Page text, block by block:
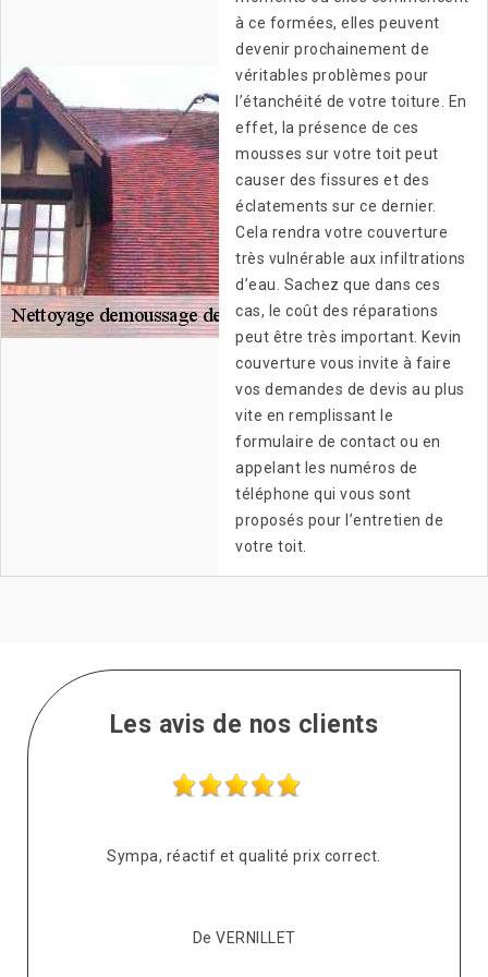
à ce formées, elles peuvent
devenir prochainement de
véritables problèmes pour
l’étanchéité de votre toiture. En
effet, la présence de ces
mousses sur votre toit peut
causer des fissures et des
éclatements sur ce dernier.
Cela rendra votre couverture
très vulnérable aux infiltrations
d’eau. Sachez que dans ces
cas, le coût des réparations
peut être très important. Kevin
couverture vous invite à faire
vos demandes de devis au plus
vite en remplissant le
formulaire de contact ou en
appelant les numéros de
téléphone qui vous sont
proposés pour l’entretien de
votre toit.
Les avis de nos clients
Sympa, réactif et qualité prix correct.
De VERNILLET